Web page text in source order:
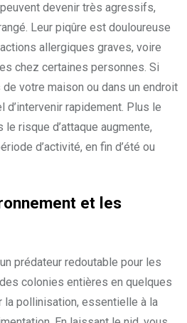
peuvent devenir très agressifs,
Leur piqûre est douloureuse
allergiques graves, voire
chez certaines personnes. Si
votre maison ou dans un endroit
rapidement. Plus le
risque d’attaque augmente,
d’activité, en fin d’été ou
et les
prédateur redoutable pour les
colonies entières en quelques
la pollinisation, essentielle à la